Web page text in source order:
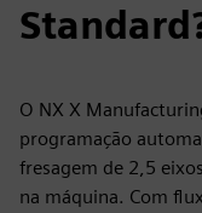
O NX X
programação
fresagem de 2,5
na máquina. Com